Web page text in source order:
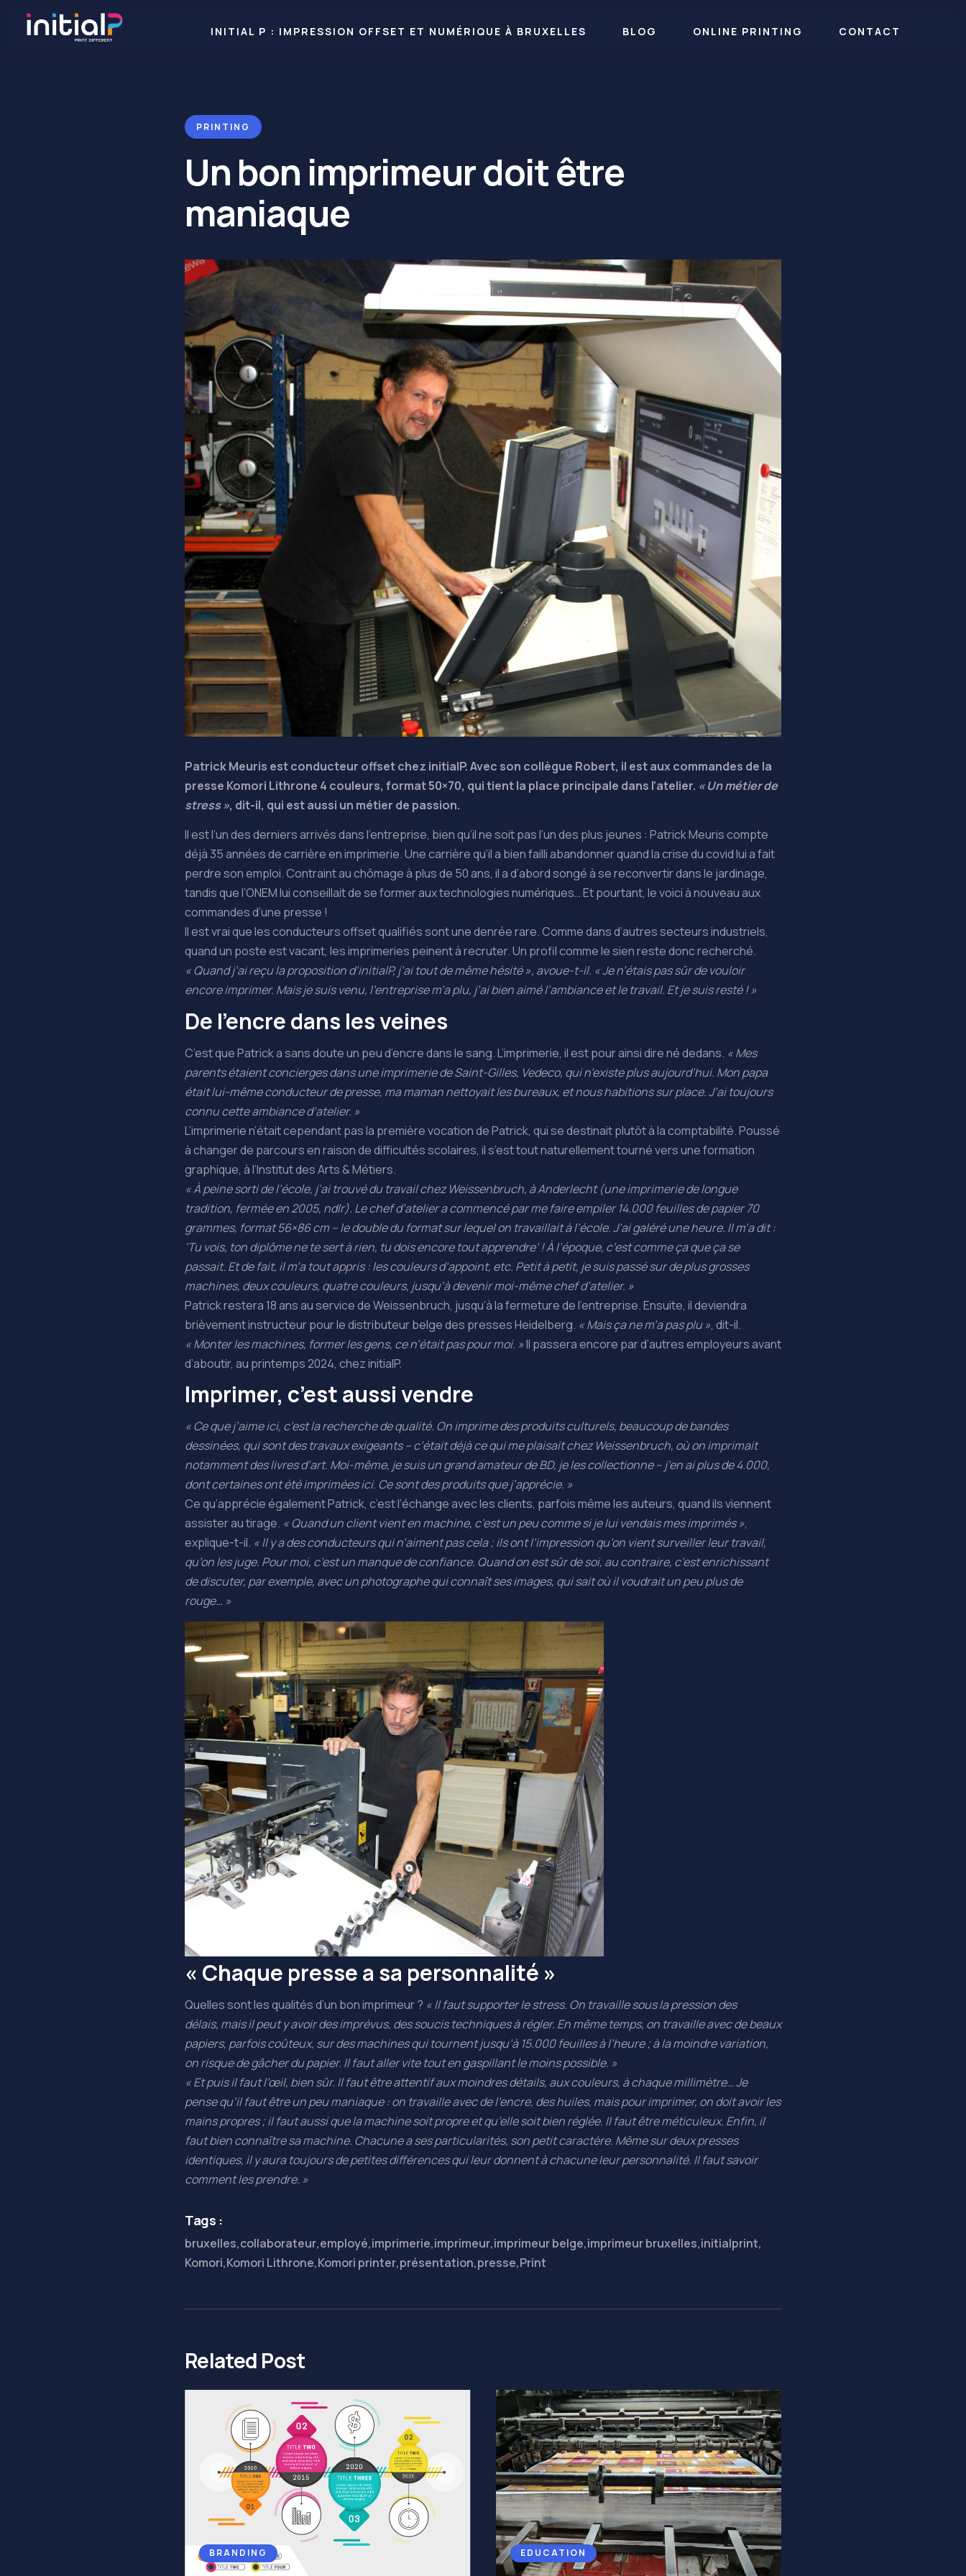
INITIAL P : IMPRESSION OFFSET ET NUMÉRIQUE À BRUXELLES BLOG ONLINE PRINTING CONTACT
PRINTING
Un bon imprimeur doit être
maniaque
Patrick Meuris est conducteur offset chez initialP. Avec son collègue Robert, il est aux commandes de la
presse Komori Lithrone 4 couleurs, format 50×70, qui tient la place principale dans l’atelier. « Un métier de
stress », dit-il, qui est aussi un métier de passion.
Il est l’un des derniers arrivés dans l’entreprise, bien qu’il ne soit pas l’un des plus jeunes : Patrick Meuris compte
déjà 35 années de carrière en imprimerie. Une carrière qu’il a bien failli abandonner quand la crise du covid lui a fait
perdre son emploi. Contraint au chômage à plus de 50 ans, il a d’abord songé à se reconvertir dans le jardinage,
tandis que l’ONEM lui conseillait de se former aux technologies numériques… Et pourtant, le voici à nouveau aux
commandes d’une presse !
Il est vrai que les conducteurs offset qualifiés sont une denrée rare. Comme dans d’autres secteurs industriels,
quand un poste est vacant, les imprimeries peinent à recruter. Un profil comme le sien reste donc recherché.
« Quand j’ai reçu la proposition d’initialP, j’ai tout de même hésité », avoue-t-il. « Je n’étais pas sûr de vouloir
encore imprimer. Mais je suis venu, l’entreprise m’a plu, j’ai bien aimé l’ambiance et le travail. Et je suis resté ! »
De l’encre dans les veines
C’est que Patrick a sans doute un peu d’encre dans le sang. L’imprimerie, il est pour ainsi dire né dedans. « Mes
parents étaient concierges dans une imprimerie de Saint-Gilles, Vedeco, qui n’existe plus aujourd’hui. Mon papa
était lui-même conducteur de presse, ma maman nettoyait les bureaux, et nous habitions sur place. J’ai toujours
connu cette ambiance d’atelier. »
L’imprimerie n’était cependant pas la première vocation de Patrick, qui se destinait plutôt à la comptabilité. Poussé
à changer de parcours en raison de difficultés scolaires, il s’est tout naturellement tourné vers une formation
graphique, à l’Institut des Arts & Métiers.
« À peine sorti de l’école, j’ai trouvé du travail chez Weissenbruch, à Anderlecht (une imprimerie de longue
tradition, fermée en 2005, ndlr). Le chef d’atelier a commencé par me faire empiler 14.000 feuilles de papier 70
grammes, format 56×86 cm – le double du format sur lequel on travaillait à l’école. J’ai galéré une heure. Il m’a dit :
‘Tu vois, ton diplôme ne te sert à rien, tu dois encore tout apprendre’ ! À l’époque, c’est comme ça que ça se
passait. Et de fait, il m’a tout appris : les couleurs d’appoint, etc. Petit à petit, je suis passé sur de plus grosses
machines, deux couleurs, quatre couleurs, jusqu’à devenir moi-même chef d’atelier. »
Patrick restera 18 ans au service de Weissenbruch, jusqu’à la fermeture de l’entreprise. Ensuite, il deviendra
brièvement instructeur pour le distributeur belge des presses Heidelberg. « Mais ça ne m’a pas plu », dit-il.
« Monter les machines, former les gens, ce n’était pas pour moi. »Il passera encore par d’autres employeurs avant
d’aboutir, au printemps 2024, chez initialP.
Imprimer, c’est aussi vendre
« Ce que j’aime ici, c’est la recherche de qualité. On imprime des produits culturels, beaucoup de bandes
dessinées, qui sont des travaux exigeants – c’était déjà ce qui me plaisait chez Weissenbruch, où on imprimait
notamment des livres d’art. Moi-même, je suis un grand amateur de BD, je les collectionne – j’en ai plus de 4.000,
dont certaines ont été imprimées ici. Ce sont des produits que j’apprécie. »
Ce qu’apprécie également Patrick, c’est l’échange avec les clients, parfois même les auteurs, quand ils viennent
assister au tirage. « Quand un client vient en machine, c’est un peu comme si je lui vendais mes imprimés »,
explique-t-il. « Il y a des conducteurs qui n’aiment pas cela ; ils ont l’impression qu’on vient surveiller leur travail,
qu’on les juge. Pour moi, c’est un manque de confiance. Quand on est sûr de soi, au contraire, c’est enrichissant
de discuter, par exemple, avec un photographe qui connaît ses images, qui sait où il voudrait un peu plus de
rouge… »
« Chaque presse a sa personnalité »
Quelles sont les qualités d’un bon imprimeur ? « Il faut supporter le stress. On travaille sous la pression des
délais, mais il peut y avoir des imprévus, des soucis techniques à régler. En même temps, on travaille avec de beaux
papiers, parfois coûteux, sur des machines qui tournent jusqu’à 15.000 feuilles à l’heure ; à la moindre variation,
on risque de gâcher du papier. Il faut aller vite tout en gaspillant le moins possible. »
« Et puis il faut l’œil, bien sûr. Il faut être attentif aux moindres détails, aux couleurs, à chaque millimètre… Je
pense qu’il faut être un peu maniaque : on travaille avec de l’encre, des huiles, mais pour imprimer, on doit avoir les
mains propres ; il faut aussi que la machine soit propre et qu’elle soit bien réglée. Il faut être méticuleux. Enfin, il
faut bien connaître sa machine. Chacune a ses particularités, son petit caractère. Même sur deux presses
identiques, il y aura toujours de petites différences qui leur donnent à chacune leur personnalité. Il faut savoir
comment les prendre. »
Tags :
bruxelles,collaborateur,employé,imprimerie,imprimeur,imprimeur belge,imprimeur bruxelles,initialprint,
Komori,Komori Lithrone,Komori printer,présentation,presse,Print
Related Post
BRANDING EDUCATION